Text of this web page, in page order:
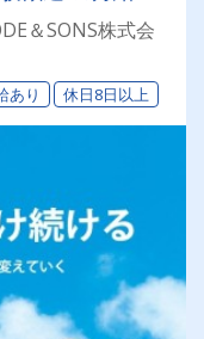
日
＆SONS株式会
あり 休日8日以上